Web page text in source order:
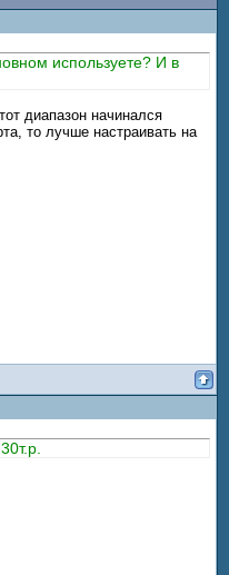
используете? И в
диапазон начинался
то лучше настраивать на